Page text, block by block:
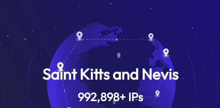
Saint Kitts and Nevis
992,898+IPs